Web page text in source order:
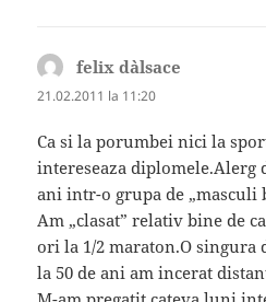
felix d`alsace
21.02.2011 la 11:20
Ca si la porumbei nici la
intereseaza diplomele.Alerg
ani intr-o grupa de „masculi
Am „clasat” relativ bine de
ori la 1/2 maraton.O singura
la 50 de ani am incerat